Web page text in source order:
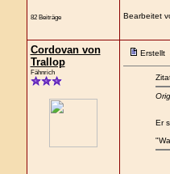
82 Beiträge Bearbeitet
Cordovan von
Trallop
Fähnrich
Erstellt
Er